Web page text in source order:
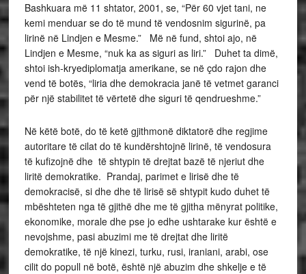
Bashkuara më 11 shtator, 2001, se, “Për 60 vjet tani, ne
kemi menduar se do të mund të vendosnim sigurinë, pa
lirinë në Lindjen e Mesme.” Më në fund, shtoi ajo, në
Lindjen e Mesme, “nuk ka as siguri as liri.” Duhet ta dimë,
shtoi ish-kryediplomatja amerikane, se në çdo rajon dhe
vend të botës, “liria dhe demokracia janë të vetmet garanci
për një stabilitet të vërtetë dhe siguri të qendrueshme.”
Në këtë botë, do të ketë gjithmonë diktatorë dhe regjime
autoritare të cilat do të kundërshtojnë lirinë, të vendosura
të kufizojnë dhe të shtypin të drejtat bazë të njeriut dhe
liritë demokratike. Prandaj, parimet e lirisë dhe të
demokracisë, si dhe dhe të lirisë së shtypit kudo duhet të
mbështeten nga të gjithë dhe me të gjitha mënyrat politike,
ekonomike, morale dhe pse jo edhe ushtarake kur është e
nevojshme, pasi abuzimi me të drejtat dhe liritë
demokratike, të një kinezi, turku, rusi, iraniani, arabi, ose
cilit do popull në botë, është një abuzim dhe shkelje e të